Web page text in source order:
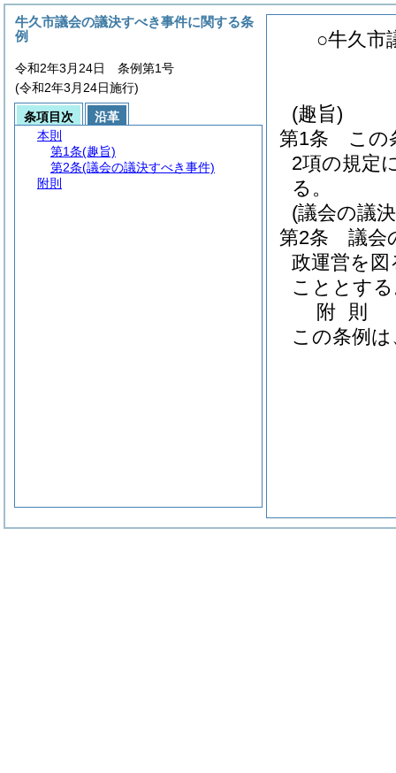
○牛久市
(趣旨)
第1条
この
2項の規定
る。
(議会の議
第2条
議会
政運営を
こととす
附 則
この条例
牛久市議会の議決すべき事件に関する条
例
令和2年3月24日 条例第1号
(令和2年3月24日施行)
条項目次
沿革
本則
第1条(趣旨)
第2条(議会の議決すべき事件)
附則